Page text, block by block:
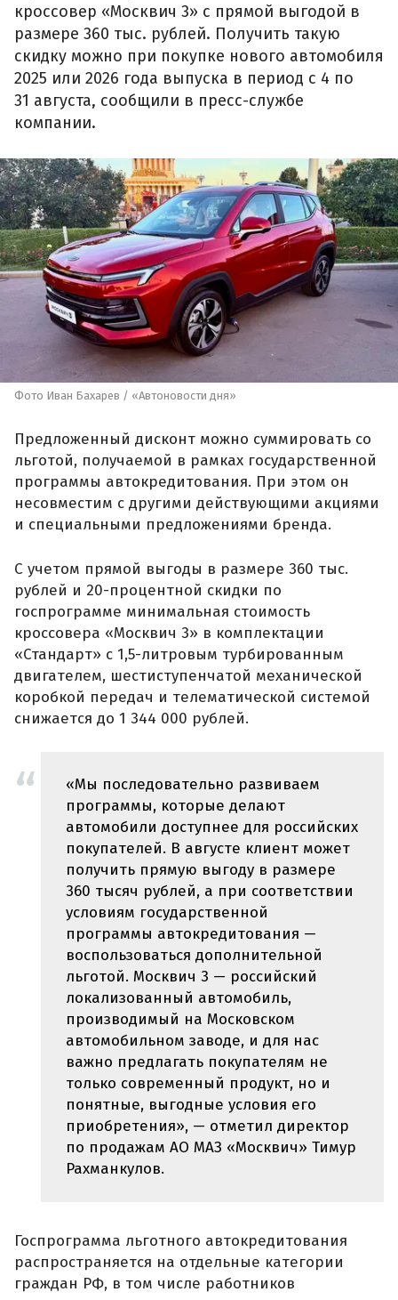
кроссовер «Москвич 3» с прямой выгодой в
размере 360 тыс. рублей. Получить такую
скидку можно при покупке нового автомобиля
2025 или 2026 года выпуска в период с 4 по
31 августа, сообщили в пресс-службе
компании.
Фото Иван Бахарев / «Автоновости дня»
Предложенный дисконт можно суммировать со
льготой, получаемой в рамках государственной
программы автокредитования. При этом он
несовместим с другими действующими акциями
и специальными предложениями бренда.
С учетом прямой выгоды в размере 360 тыс.
рублей и 20-процентной скидки по
госпрограмме минимальная стоимость
кроссовера «Москвич 3» в комплектации
«Стандарт» с 1,5-литровым турбированным
двигателем, шестиступенчатой механической
коробкой передач и телематической системой
снижается до 1 344 000 рублей.
«Мы последовательно развиваем
программы, которые делают
автомобили доступнее для российских
покупателей. В августе клиент может
получить прямую выгоду в размере
360 тысяч рублей, а при соответствии
условиям государственной
программы автокредитования —
воспользоваться дополнительной
льготой. Москвич 3 — российский
локализованный автомобиль,
производимый на Московском
автомобильном заводе, и для нас
важно предлагать покупателям не
только современный продукт, но и
понятные, выгодные условия его
приобретения», — отметил директор
по продажам АО МАЗ «Москвич» Тимур
Рахманкулов.
Госпрограмма льготного автокредитования
распространяется на отдельные категории
граждан РФ, в том числе работников